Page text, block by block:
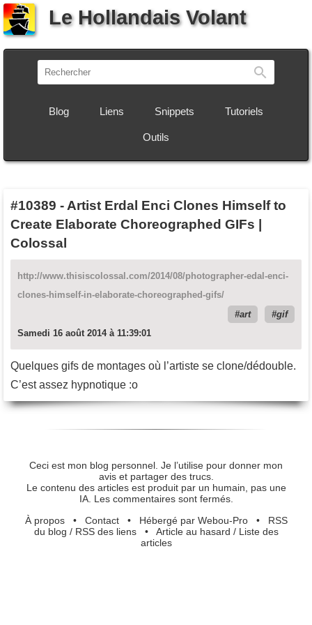
Le Hollandais Volant
Blog Liens Snippets Tutoriels
Outils
#10389 - Artist Erdal Enci Clones Himself to
Create Elaborate Choreographed GIFs |
Colossal
http://www.thisiscolossal.com/2014/08/photographer-edal-enci-
clones-himself-in-elaborate-choreographed-gifs/
art
gif
Samedi 16 août 2014 à 11:39:01
Quelques gifs de montages où l’artiste se clone/dédouble.
C’est assez hypnotique :o
Ceci est mon blog personnel. Je l’utilise pour donner mon
avis et partager des trucs.
Le contenu des articles est produit par un humain, pas une
IA. Les commentaires sont fermés.
À propos• Contact• Hébergé par Webou-Pro• RSS
du blog / RSS des liens• Article au hasard / Liste des
articles